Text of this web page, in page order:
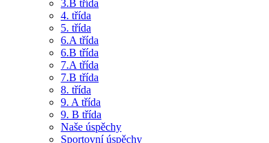
3.B třída
4. třída
5. třída
6.A třída
6.B třída
7.A třída
7.B třída
8. třída
9. A třída
9. B třída
Naše úspěchy
Sportovní úspěchy